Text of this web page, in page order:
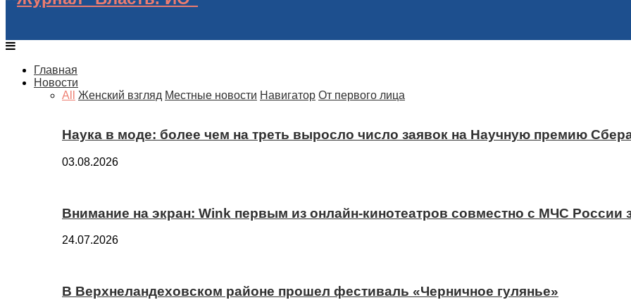
Главная
Новости
All
Женский взгляд Местные новости Навигатор От первого лица
Наука в моде: более чем на треть выросло число заявок на Научную премию
03.08.2026
Внимание на экран: Wink первым из онлайн-кинотеатров совместно с МЧС России
24.07.2026
В Верхнеландеховском районе прошел фестиваль «Черничное гулянье»